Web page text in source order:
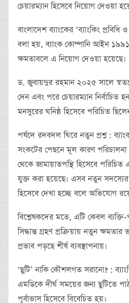
চেয়ারম্যান হিসেবে নিয়োগ দেওয়া
বাংলাদেশ ব্যাংকের ‘ব্যাংকিং
বলা হয়, ব্যাংক কোম্পানি আইন
ক্ষমতাবলে এ নিয়োগ দেওয়া হয়েছে।
ড. জুবায়দুর রহমান ২০২৫ সালে
দেন এবং পরে চেয়ারম্যান
মনসুরের ঘনিষ্ঠ হিসেবে পরিচিত
পর্ষদে রদবদল ঘিরে নতুন প্রশ্ন :
সংকটের পেছনে মূল কারণ পরিচালনা
থেকে জামায়াতপন্থি হিসেবে
যুক্ত করা হয়েছে। এসব নতুন
হিসেবে দেখা হচ্ছে বলে অভিযোগ
বিশ্লেষকদের মতে, এটি কেবল ব্যক্তি-
সিদ্ধান্ত গ্রহণ প্রক্রিয়ায় নতুন
প্রভাব পড়ছে শীর্ষ ব্যবস্থাপনায়।
‘ছুটি’ নাকি কৌশলগত সরানো? :
এমডিকে দীর্ঘ সময়ের জন্য ছুটিতে
পূর্বাভাস হিসেবে বিবেচিত হয়।